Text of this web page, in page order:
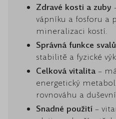
Zdravé kosti a zuby
vápníku a fosforu a
mineralizaci kostí.
Správná funkce svalů
stabilitě a fyzické
Celková vitalita –
energetický
rovnováhu a
Snadné použití –